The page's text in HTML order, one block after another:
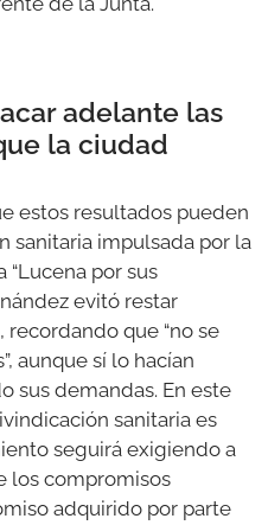
adelante las
la ciudad
estos resultados pueden
sanitaria impulsada por la
“Lucena por sus
evitó restar
que “no se
aunque sí lo hacían
sus demandas. En este
sanitaria es
seguirá exigiendo a
los compromisos
adquirido por parte